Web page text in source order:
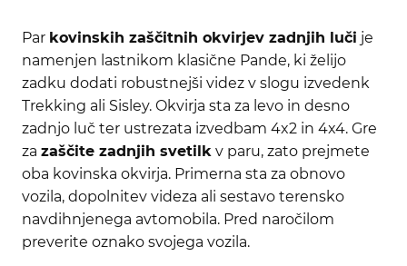
Par kovinskih zaščitnih okvirjev zadnjih luči je
namenjen lastnikom klasične Pande, ki želijo
zadku dodati robustnejši videz v slogu izvedenk
Trekking ali Sisley. Okvirja sta za levo in desno
zadnjo luč ter ustrezata izvedbam 4x2 in 4x4. Gre
za zaščite zadnjih svetilk v paru, zato prejmete
oba kovinska okvirja. Primerna sta za obnovo
vozila, dopolnitev videza ali sestavo terensko
navdihnjenega avtomobila. Pred naročilom
preverite oznako svojega vozila.